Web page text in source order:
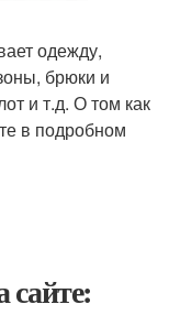
одежду,
брюки и
и т.д. О том как
в подробном
сайте: